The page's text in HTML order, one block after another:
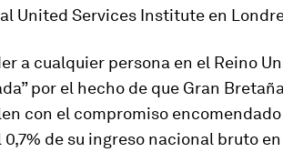
United Services Institute en
a cualquier persona en el Reino
por el hecho de que Gran
con el compromiso
de su ingreso nacional bruto